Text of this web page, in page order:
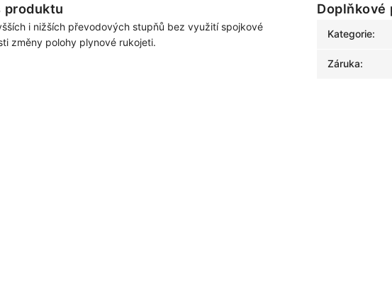
produktu
i nižších převodových stupňů bez využití spojkové
změny polohy plynové rukojeti.
Doplňkové
Kategorie:
Záruka: